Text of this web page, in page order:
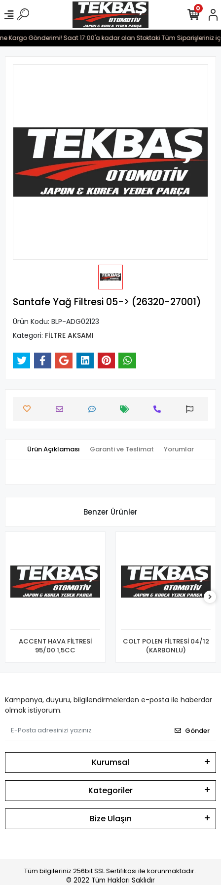
Kargo Gönderimi! Saat 17:00'a kadar olan Stoktaki Tüm Siparişleriniz
0
Santafe Yağ Filtresi 05-> (26320-27001)
Ürün Kodu: BLP-ADG02123
Kategori: FİLTRE AKSAMI
Ürün Açıklaması Garanti ve Teslimat Yorumlar
Benzer Ürünler
ACCENT HAVA FİLTRESİ
95/00 1,5CC
COLT POLEN FİLTRESİ 04/12
(KARBONLU)
Kampanya, duyuru, bilgilendirmelerden e-posta ile haberdar
olmak istiyorum.
Gönder
Kurumsal
Kategoriler
Bize Ulaşın
Tüm bilgileriniz 256bit SSL Sertifikası ile korunmaktadır.
© 2022 Tüm Hakları Saklıdır